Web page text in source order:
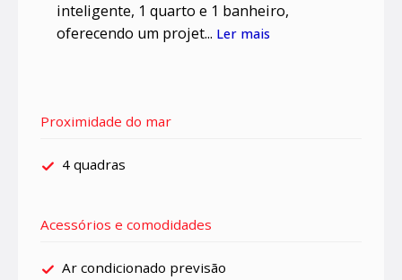
inteligente, 1 quarto e 1 banheiro,
oferecendo um projet... Ler mais
Proximidade do mar
4 quadras
Acessórios e comodidades
Ar condicionado previsão